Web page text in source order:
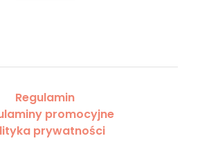
Regulamin
promocyjne
prywatności